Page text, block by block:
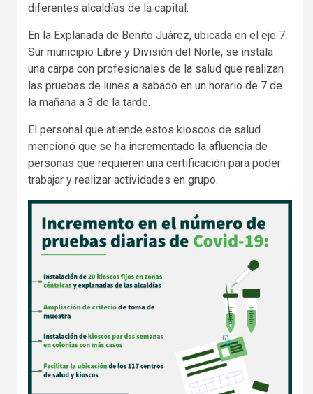
diferentes alcaldías de la capital.
En la Explanada de Benito Juárez, ubicada en el eje 7
Sur municipio Libre y División del Norte, se instala
una carpa con profesionales de la salud que realizan
las pruebas de lunes a sabado en un horario de 7 de
la mañana a 3 de la tarde.
El personal que atiende estos kioscos de salud
mencionó que se ha incrementado la afluencia de
personas que requieren una certificación para poder
trabajar y realizar actividades en grupo.